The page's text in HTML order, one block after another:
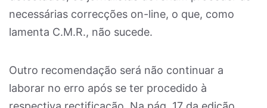
necessárias correcções on-line, o que, como
lamenta C.M.R., não sucede.
Outro recomendação será não continuar a
laborar no erro após se ter procedido à